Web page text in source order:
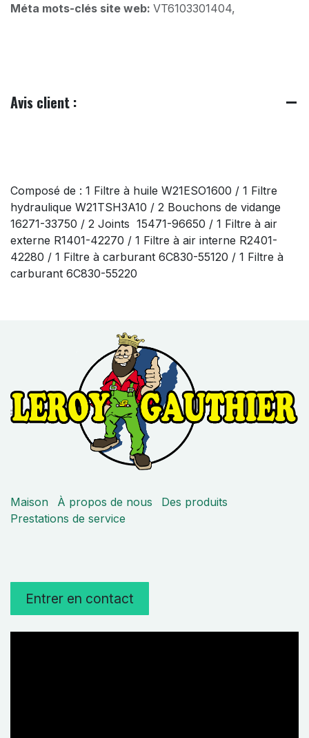
Méta mots-clés site web: VT6103301404,
Avis client :
Composé de : 1 Filtre à huile W21ESO1600 / 1 Filtre
hydraulique W21TSH3A10 / 2 Bouchons de vidange
16271-33750 / 2 Joints 15471-96650 / 1 Filtre à air
externe R1401-42270 / 1 Filtre à air interne R2401-
42280 / 1 Filtre à carburant 6C830-55120 / 1 Filtre à
carburant 6C830-55220
Maison À propos de nous
Des produits
Prestations de service
Entrer en contact